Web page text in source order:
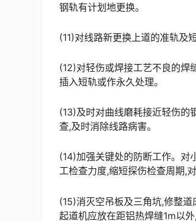
钢轨有计划地更换。
(11)对线路新更换上道的准轨及
(12)对轻伤或焊接工艺不良的焊
插入短轨或作永久处理。
(13)及时对曲线磨耗接近轻伤的
查,及时消除线路病害。
(14)加强关键处的防断工作。对
工检查力度,缩短探伤检查周期,
(15)消灭空吊板及三角坑,修整
起道机应放在距铝热焊缝1m以